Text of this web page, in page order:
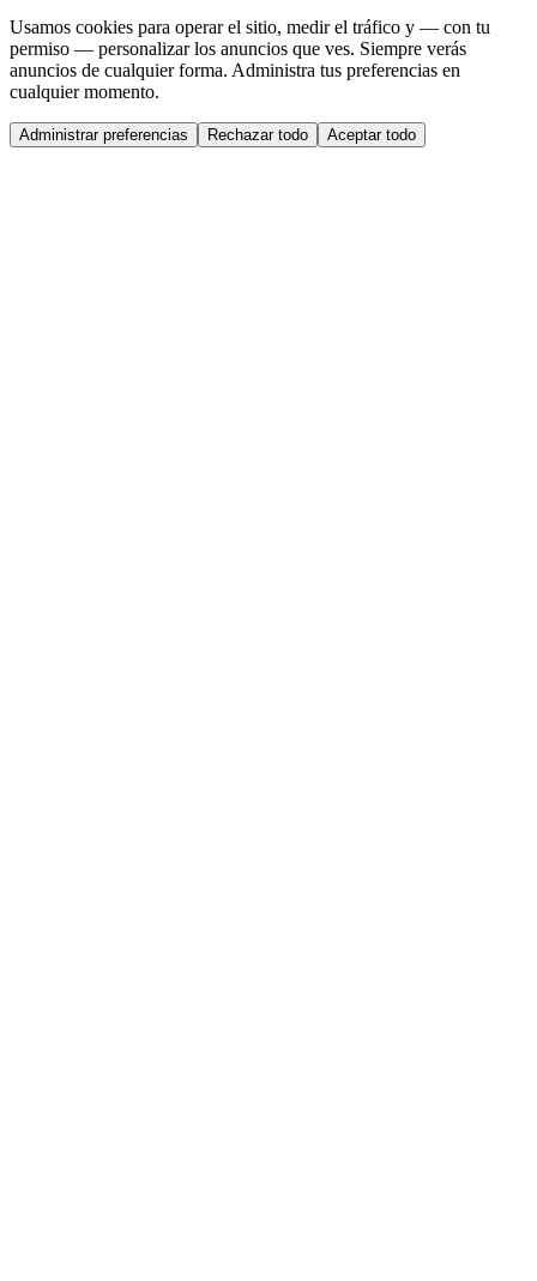
Usamos cookies para operar el sitio, medir el tráfico y — con tu
permiso — personalizar los anuncios que ves. Siempre verás
anuncios de cualquier forma. Administra tus preferencias en
cualquier momento.
Administrar preferencias Rechazar todo Aceptar todo